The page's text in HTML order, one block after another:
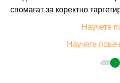
цена от
На
Пълно описание на хотела
спомагат за коректно
Научете
Научете